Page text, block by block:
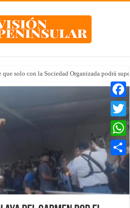
solo con la Sociedad Organizada podrá
Twitter